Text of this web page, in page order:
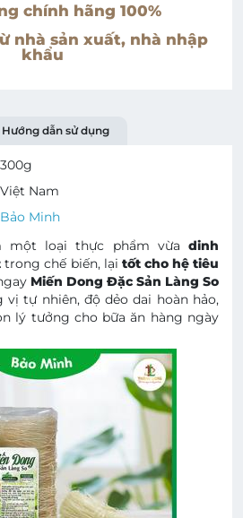
chính hãng 100%
nhà sản xuất, nhà nhập
khẩu
Hướng dẫn sử dụng
300g
Việt Nam
Bảo Minh
một loại thực phẩm vừa dinh
trong chế biến, lại tốt cho hệ tiêu
Miến Dong Đặc Sản Làng So
vị tự nhiên, độ dẻo dai hoàn hảo,
lý tưởng cho bữa ăn hàng ngày